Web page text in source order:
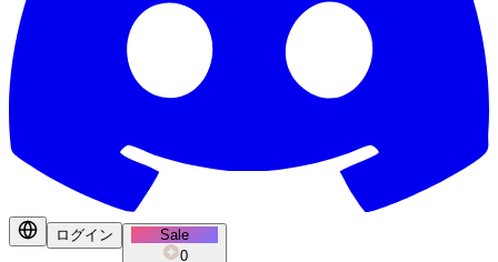
ログイン
Sale
0